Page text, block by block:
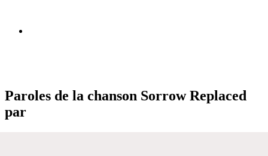
Paroles de la chanson Sorrow Replaced
par